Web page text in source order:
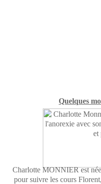
Quelques
Charlotte MONNIER est
pour suivre les cours